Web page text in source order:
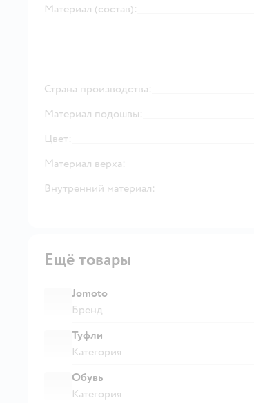
Материал (состав):
Страна производства:
Материал подошвы:
Цвет:
Материал верха:
Внутренний материал:
Ещё товары
Jomoto
Бренд
Туфли
Категория
Обувь
Категория